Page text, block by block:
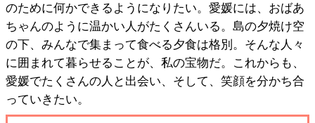
のために何かできるようになりたい。愛媛には、おばあ
ちゃんのように温かい人がたくさんいる。島の夕焼け空
の下、みんなで集まって食べる夕食は格別。そんな人々
に囲まれて暮らせることが、私の宝物だ。これからも、
愛媛でたくさんの人と出会い、そして、笑顔を分かち合
っていきたい。